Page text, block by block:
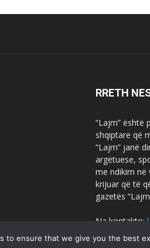
RRETH
“Lajm” është
shqiptare që
“Lajm” janë
argëtuese,
me ndikim në
krijuar që të
gazetës
Na kontakto:
to ensure that we give you the best